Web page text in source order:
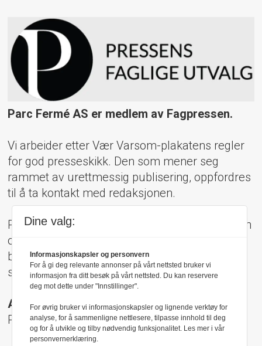
Parc Fermé AS er medlem av Fagpressen.
Vi arbeider etter Vær Varsom-plakatens regler
for god presseskikk. Den som mener seg
rammet av urettmessig publisering, oppfordres
til å ta kontakt med redaksjonen.
Pressens Faglige Utvalg (PFU) er et klageorgan
oppnevnt av Norsk Presseforbund som
behandler klager mot mediene i presseetiske
spørsmål.
Adresse:
Rådhusgt 17, 0158 Oslo
Dine valg:
Informasjonskapsler og personvern
For å gi deg relevante annonser på vårt nettsted bruker vi
informasjon fra ditt besøk på vårt nettsted. Du kan reservere
deg mot dette under "Innstillinger".
For øvrig bruker vi informasjonskapsler og lignende verktøy for
analyse, for å sammenligne nettlesere, tilpasse innhold til deg
og for å utvikle og tilby nødvendig funksjonalitet. Les mer i vår
personvernerklæring.